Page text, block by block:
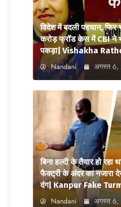
विदेश में बदली पहचान, फिर
करोड़ फ्रॉड केस में CBI ने
पकड़ा| Vishakha
Nandani अगस्त 6,
बिना हल्दी के तैयार हो रहा
फैक्ट्री के अंदर का नजारा
दंग| Kanpur Fake
Nandani अगस्त 6,